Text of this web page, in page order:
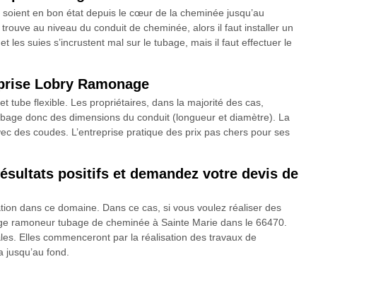
en bon état depuis le cœur de la cheminée jusqu’au
au niveau du conduit de cheminée, alors il faut installer un
les suies s’incrustent mal sur le tubage, mais il faut effectuer le
Lobry Ramonage
tube flexible. Les propriétaires, dans la majorité des cas,
donc des dimensions du conduit (longueur et diamètre). La
des coudes. L’entreprise pratique des prix pas chers pour ses
positifs et demandez votre devis de
dans ce domaine. Dans ce cas, si vous voulez réaliser des
ramoneur tubage de cheminée à Sainte Marie dans le 66470.
Elles commenceront par la réalisation des travaux de
fond.